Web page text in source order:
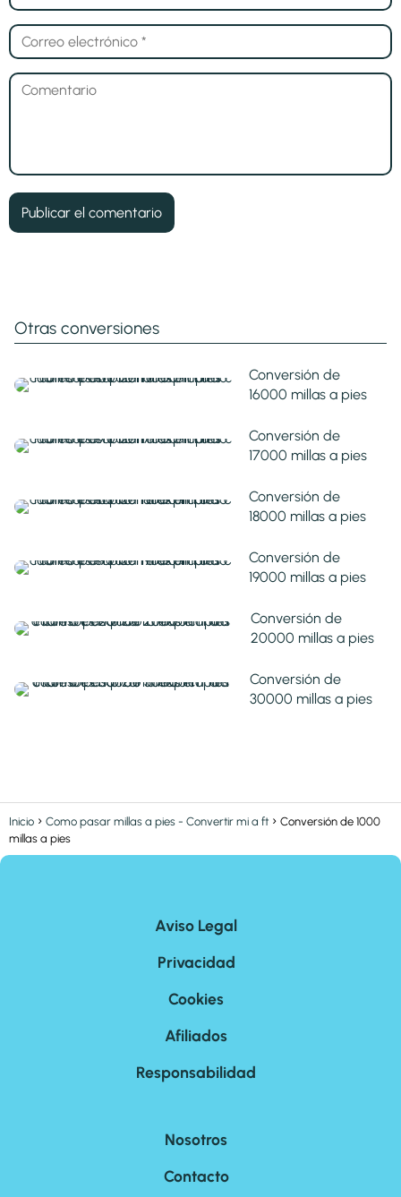
Otras conversiones
Conversión de
16000 millas a pies
Conversión de
17000 millas a pies
Conversión de
18000 millas a pies
Conversión de
19000 millas a pies
Conversión de
20000 millas a pies
Conversión de
30000 millas a pies
Inicio Como pasar millas a pies - Convertir mi a ft
Conversión de 1000
millas a pies
Aviso Legal
Privacidad
Cookies
Afiliados
Responsabilidad
Nosotros
Contacto